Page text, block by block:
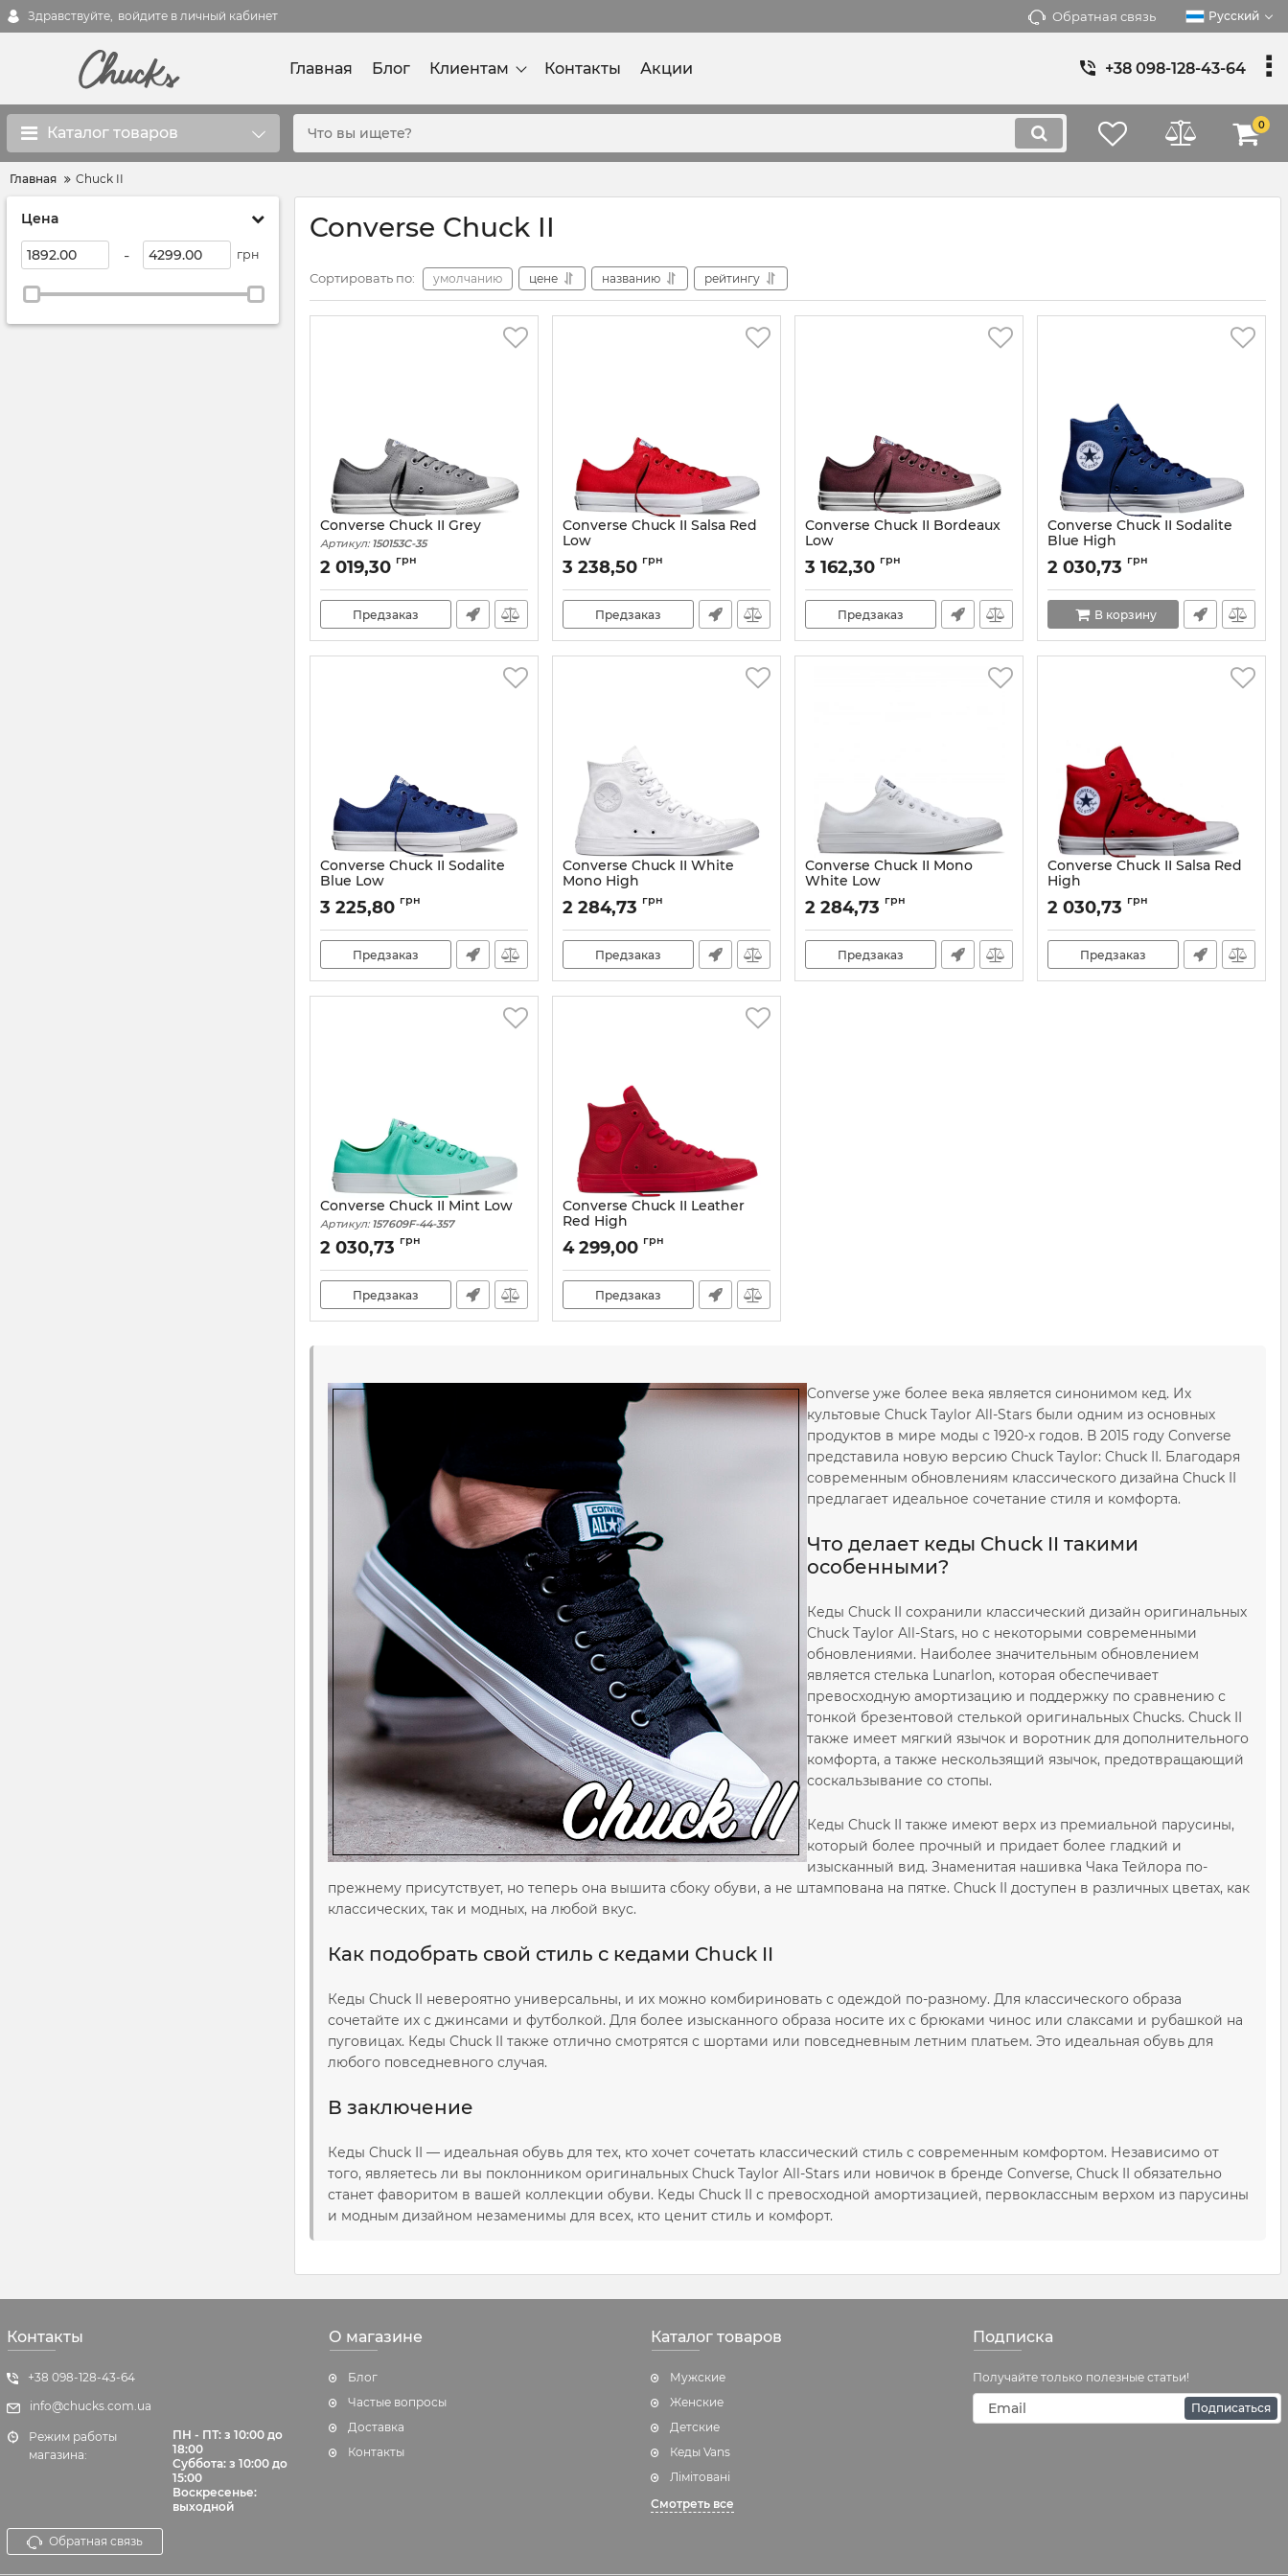
Здравствуйте, войдите в личный кабинет Обратная связь Русский
Главная Блог Клиентам Контакты Акции +38 098-128-43-64
Каталог товаров 0
Главная Chuck II
Цена
- грн
Converse Chuck II
Сортировать по: умолчанию цене названию рейтингу
Converse Chuck II Grey
Артикул: 150153C-35
2 019,30 грн
Предзаказ
Converse Chuck II Salsa Red
Low
Артикул: 150151C-35
3 238,50 грн
Предзаказ
Converse Chuck II Bordeaux
Low
Артикул: 150150С-35
3 162,30 грн
Предзаказ
Converse Chuck II Sodalite
Blue High
Артикул: 150146C-35
2 030,73 грн
В корзину
Converse Chuck II Sodalite
Blue Low
Артикул: 150152C-35
3 225,80 грн
Предзаказ
Converse Chuck II White
Mono High
Артикул: 150148C
2 284,73 грн
Предзаказ
Converse Chuck II Mono
White Low
Артикул: 150154C
2 284,73 грн
Предзаказ
Converse Chuck II Salsa Red
High
Артикул: 150152-C-35
2 030,73 грн
Предзаказ
Converse Chuck II Mint Low
Артикул: 157609F-44-357
2 030,73 грн
Предзаказ
Converse Chuck II Leather
Red High
Артикул: 155764-41
4 299,00 грн
Предзаказ
Converse уже более века является синонимом кед. Их
культовые Chuck Taylor All-Stars были одним из основных
продуктов в мире моды с 1920-х годов. В 2015 году Converse
представила новую версию Chuck Taylor: Chuck II. Благодаря
современным обновлениям классического дизайна Chuck II
предлагает идеальное сочетание стиля и комфорта.
Что делает кеды Chuck II такими
особенными?
Кеды Chuck II сохранили классический дизайн оригинальных
Chuck Taylor All-Stars, но с некоторыми современными
обновлениями. Наиболее значительным обновлением
является стелька Lunarlon, которая обеспечивает
превосходную амортизацию и поддержку по сравнению с
тонкой брезентовой стелькой оригинальных Chucks. Chuck II
также имеет мягкий язычок и воротник для дополнительного
комфорта, а также нескользящий язычок, предотвращающий
соскальзывание со стопы.
Кеды Chuck II также имеют верх из премиальной парусины,
который более прочный и придает более гладкий и
изысканный вид. Знаменитая нашивка Чака Тейлора по-
прежнему присутствует, но теперь она вышита сбоку обуви, а не штампована на пятке. Chuck II доступен в различных цветах, как
классических, так и модных, на любой вкус.
Как подобрать свой стиль с кедами Chuck II
Кеды Chuck II невероятно универсальны, и их можно комбириновать с одеждой по-разному. Для классического образа
сочетайте их с джинсами и футболкой. Для более изысканного образа носите их с брюками чинос или слаксами и рубашкой на
пуговицах. Кеды Chuck II также отлично смотрятся с шортами или повседневным летним платьем. Это идеальная обувь для
любого повседневного случая.
В заключение
Кеды Chuck II — идеальная обувь для тех, кто хочет сочетать классический стиль с современным комфортом. Независимо от
того, являетесь ли вы поклонником оригинальных Chuck Taylor All-Stars или новичок в бренде Converse, Chuck II обязательно
станет фаворитом в вашей коллекции обуви. Кеды Chuck II с превосходной амортизацией, первоклассным верхом из парусины
и модным дизайном незаменимы для всех, кто ценит стиль и комфорт.
Контакты
+38 098-128-43-64
info@chucks.com.ua
Режим работы
магазина:
ПН - ПТ: з 10:00 до
18:00
Суббота:з 10:00 до
15:00
Воскресенье:
выходной
Обратная связь
О магазине
Блог
Частые вопросы
Доставка
Контакты
Каталог товаров
Мужские
Женские
Детские
Кеды Vans
Лімітовані
Смотреть все
Подписка
Получайте только полезные статьи!
Подписаться